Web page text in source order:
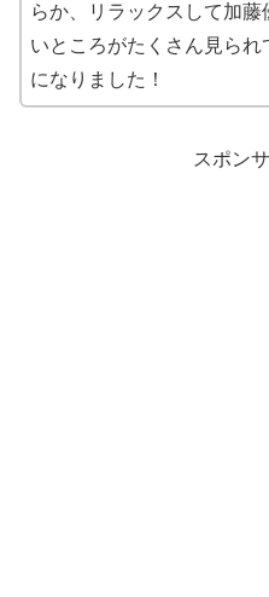
らか、リラックスして加藤
いところがたくさん見られ
になりました！
スポン